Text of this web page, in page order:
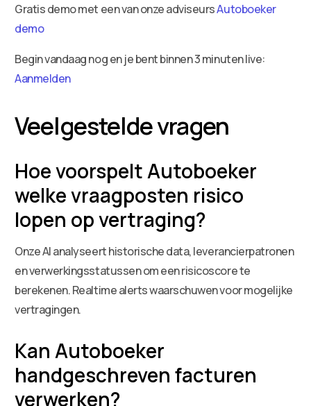
Gratis demo met een van onze adviseursAutoboeker
demo
Begin vandaag nog en je bent binnen 3 minuten live:
Aanmelden
Veelgestelde vragen
Hoe voorspelt Autoboeker
welke vraagposten risico
lopen op vertraging?
Onze AI analyseert historische data, leverancierpatronen
en verwerkingsstatussen om een risicoscore te
berekenen. Realtime alerts waarschuwen voor mogelijke
vertragingen.
Kan Autoboeker
handgeschreven facturen
verwerken?